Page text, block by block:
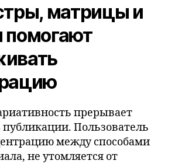
матрицы и
помогают
прерывает
Пользователь
между способами
не утомляется от